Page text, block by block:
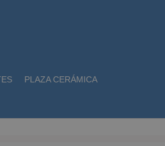
PLAZA CERÁMICA